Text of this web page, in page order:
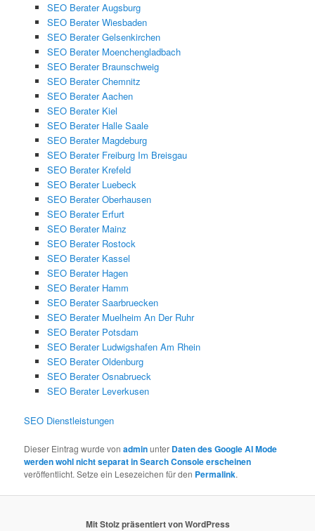
SEO Berater Augsburg
SEO Berater Wiesbaden
SEO Berater Gelsenkirchen
SEO Berater Moenchengladbach
SEO Berater Braunschweig
SEO Berater Chemnitz
SEO Berater Aachen
SEO Berater Kiel
SEO Berater Halle Saale
SEO Berater Magdeburg
SEO Berater Freiburg Im Breisgau
SEO Berater Krefeld
SEO Berater Luebeck
SEO Berater Oberhausen
SEO Berater Erfurt
SEO Berater Mainz
SEO Berater Rostock
SEO Berater Kassel
SEO Berater Hagen
SEO Berater Hamm
SEO Berater Saarbruecken
SEO Berater Muelheim An Der Ruhr
SEO Berater Potsdam
SEO Berater Ludwigshafen Am Rhein
SEO Berater Oldenburg
SEO Berater Osnabrueck
SEO Berater Leverkusen
SEO Dienstleistungen
Dieser Eintrag wurde vonadminunter Daten des Google AI Mode
werden wohl nicht separat in Search Console erscheinen
veröffentlicht. Setze ein Lesezeichen für den Permalink.
Mit Stolz präsentiert von WordPress